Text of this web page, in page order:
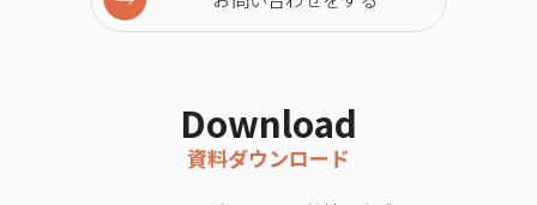
Download
資料ダウンロード